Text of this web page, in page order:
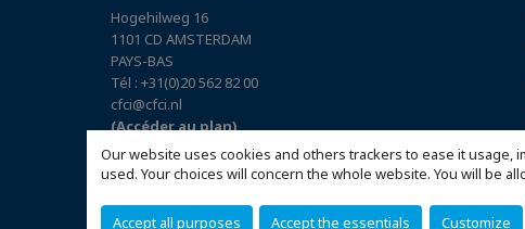
Our website uses cookies and others trackers to ease it
used. Your choices will concern the whole website. You will be
Accept all purposes Accept the essentials Customize
Hogehilweg 16
1101 CD AMSTERDAM
PAYS-BAS
Tél : +31(0)20 562 82 00
cfci@cfci.nl
(Accéder au plan)